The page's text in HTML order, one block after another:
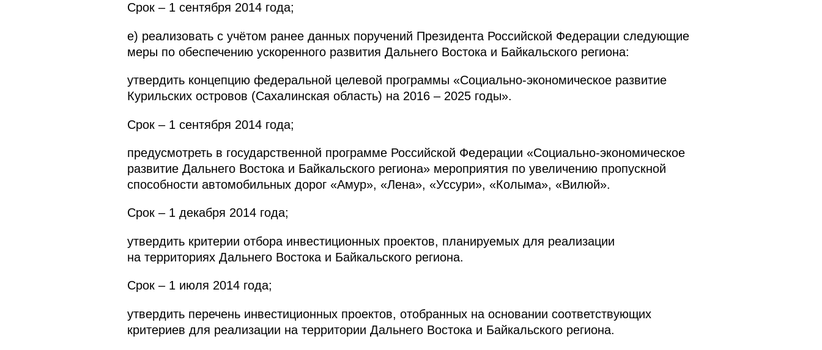
Срок – 1 сентября 2014 года;
е) реализовать с учётом ранее данных поручений Президента Российской Федерации следующие
меры по обеспечению ускоренного развития Дальнего Востока и Байкальского региона:
утвердить концепцию федеральной целевой программы «Социально-экономическое развитие
Курильских островов (Сахалинская область) на 2016 – 2025 годы».
Срок – 1 сентября 2014 года;
предусмотреть в государственной программе Российской Федерации «Социально-экономическое
развитие Дальнего Востока и Байкальского региона» мероприятия по увеличению пропускной
способности автомобильных дорог «Амур», «Лена», «Уссури», «Колыма», «Вилюй».
Срок – 1 декабря 2014 года;
утвердить критерии отбора инвестиционных проектов, планируемых для реализации
на территориях Дальнего Востока и Байкальского региона.
Срок – 1 июля 2014 года;
утвердить перечень инвестиционных проектов, отобранных на основании соответствующих
критериев для реализации на территории Дальнего Востока и Байкальского региона.